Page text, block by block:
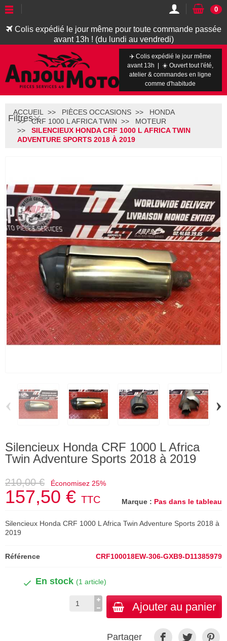
Colis expédié le jour même pour toute commande passée
avant 13h ! (du lundi au vendredi)
0
✈️ Colis expédié le jour même
avant 13h | ☀️ Ouvert tout l'été,
atelier & commandes en ligne
comme d'habitude
Filtres
ACCUEIL PIÈCES OCCASIONS
HONDA
CRF 1000 L AFRICA TWIN
MOTEUR
SILENCIEUX HONDA CRF 1000 L AFRICA TWIN
ADVENTURE SPORTS 2018 À 2019
‹ ›
Silencieux Honda CRF 1000 L Africa
Twin Adventure Sports 2018 à 2019
Marque : Pas dans le tableau
210,00 € Économisez 25%
157,50 € TTC
Silencieux Honda CRF 1000 L Africa Twin Adventure Sports 2018 à
2019
Référence CRF100018EW-306-GXB9-D11385979
En stock (1 article)
Ajouter au panier
Partager